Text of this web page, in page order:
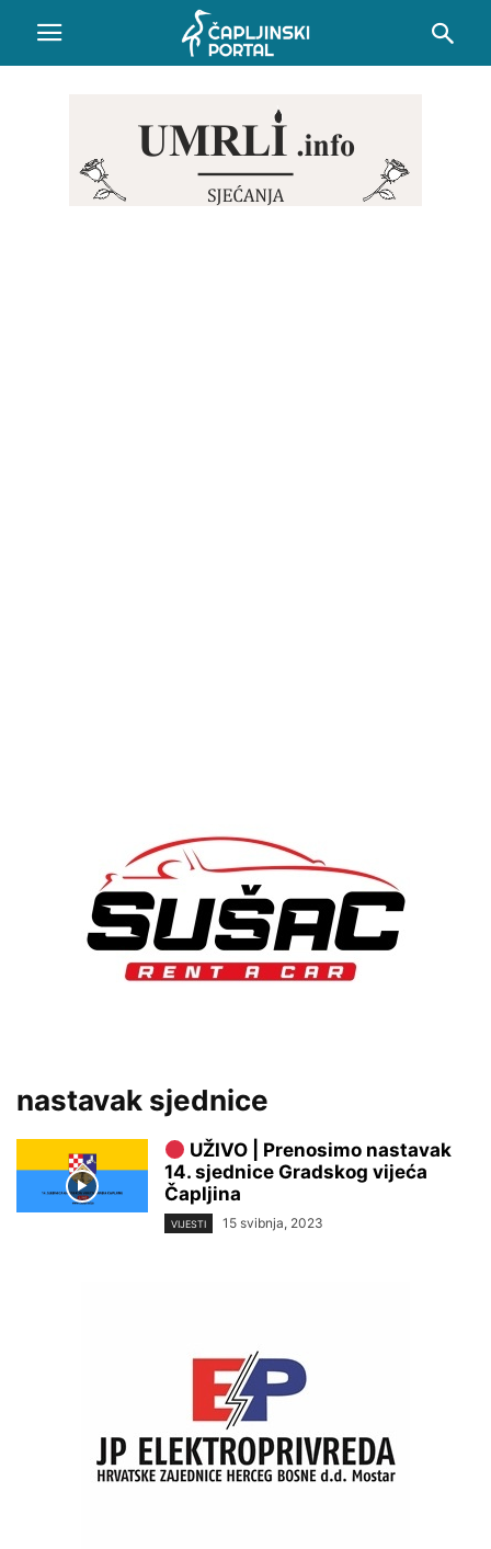
nastavak sjednice
UŽIVO | Prenosimo nastavak
14. sjednice Gradskog vijeća
Čapljina
VIJESTI 15 svibnja, 2023